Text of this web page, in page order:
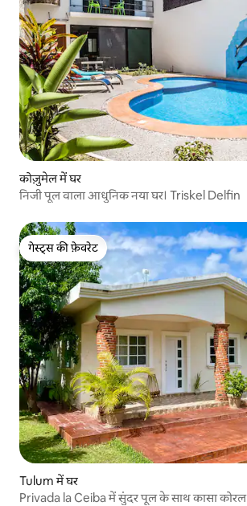
कोज़ुमेल में घर
निजी पूल वाला आधुनिक नया घर। Triskel Delfin
गेस्ट्स की फ़ेवरेट
गेस्ट्स की फ़ेवरेट
Tulum में घर
Privada la Ceiba में सुंदर पूल के साथ कासा कोरल